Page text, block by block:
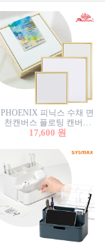
PHOENIX 피닉스 수채 면
천캔버스 플로팅 캔버스
프레임세트 30x30cm/액자
17,600 원